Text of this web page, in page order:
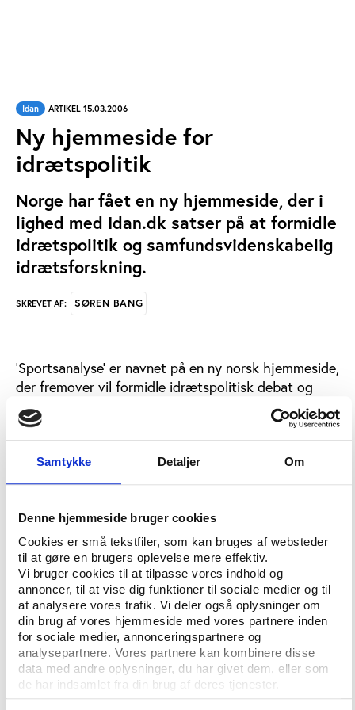
Samtykke Detaljer Om
Denne hjemmeside bruger cookies
Cookies er små tekstfiler, som kan bruges af websteder
til at gøre en brugers oplevelse mere effektiv.
Vi bruger cookies til at tilpasse vores indhold og
annoncer, til at vise dig funktioner til sociale medier og til
at analysere vores trafik. Vi deler også oplysninger om
din brug af vores hjemmeside med vores partnere inden
for sociale medier, annonceringspartnere og
analysepartnere. Vores partnere kan kombinere disse
data med andre oplysninger, du har givet dem, eller som
de har indsamlet fra din brug af deres tjenester.
Idan ARTIKEL 15.03.2006
Ny hjemmeside for
idrætspolitik
Norge har fået en ny hjemmeside, der i
lighed med Idan.dk satser på at formidle
idrætspolitik og samfundsvidenskabelig
idrætsforskning.
SKREVET AF: SØREN BANG
'Sportsanalyse' er navnet på en ny norsk hjemmeside,
der fremover vil formidle idrætspolitisk debat og
idrætsvidenskabeligt stof med hovedvægten lagt på
analyser og kommentarer.
Dermed har Norge fået et internetmedie med flere
Indtil videre rummer siden primært links til artikler på
andre medier og institutioners hjemmesider, bl.a.
denne. Men Sportsanalyse vil også offentliggøre
egenproducerede artikler og kommentarer med
hjælp fra et netværk af journalister og forskere. De
redaktionelle emneområder omfatter bl.a. doping,
topidræt, idrætspolitik, medier og den olympiske
bevægelse.